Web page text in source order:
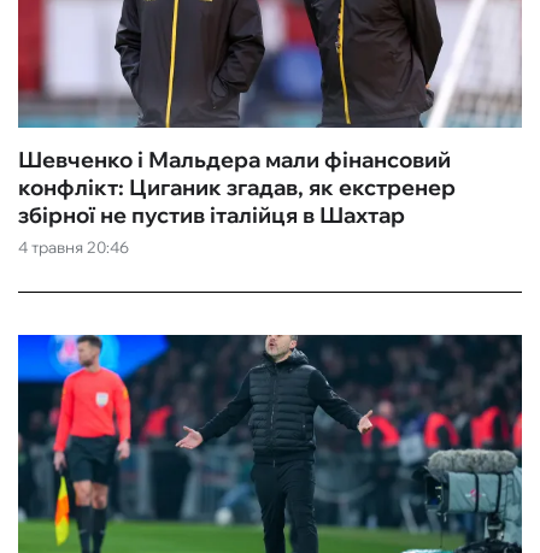
4 травня 20:46
Шевченко і Мальдера мали фінансовий
конфлікт: Циганик згадав, як екстренер
збірної не пустив італійця в Шахтар